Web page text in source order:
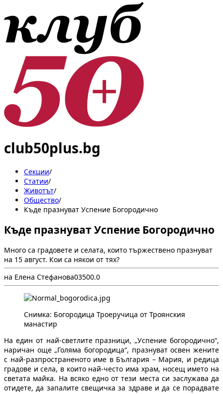
club50plus.bg
Секции/
Статии/
Животът/
Общество/
Къде празнуват Успение Богородично
Къде празнуват Успение Богородично
Много са градовете и селата, които тържествено празнуват
на 15 август. Кои са някои от тях?
на Елена Стефанова03500.0
Снимка: Богородица Троеручица от Троянския
манастир
На един от най-светлите празници, „Успение богородично“,
наричан още „Голяма богородица“, празнуват освен жените
с най-разпространеното име в България – Мария, и редица
градове и села, в които най-често има храм, носещ името на
светата майка. На всяко едно от тези места си заслужава да
отидете, да запалите свещичка за здраве и да се порадвате